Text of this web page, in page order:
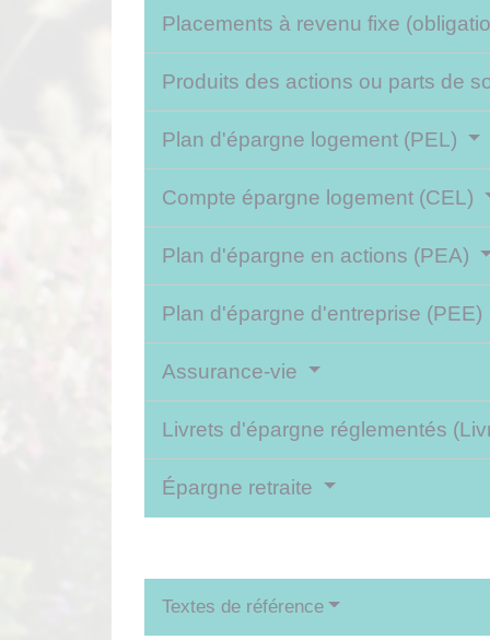
Placements à revenu fixe
Produits des actions ou parts de
Plan d'épargne logement (PEL)
Compte épargne logement (CEL)
Plan d'épargne en actions (PEA)
Plan d'épargne d'entreprise (PEE)
Assurance-vie
Livrets d'épargne réglementés
Épargne retraite
Textes de référence